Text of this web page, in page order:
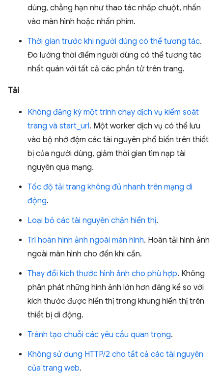
dùng, chẳng hạn như thao tác nhấp chuột, nhấn
vào màn hình hoặc nhấn phím.
Thời gian trước khi người dùng có thể tương tác.
Đo lường thời điểm người dùng có thể tương tác
nhất quán với tất cả các phần tử trên trang.
Tải
Không đăng ký một trình chạy dịch vụ kiểm soát
trang và start_url. Một worker dịch vụ có thể lưu
vào bộ nhớ đệm các tài nguyên phổ biến trên thiết
bị của người dùng, giảm thời gian tìm nạp tài
nguyên qua mạng.
Tốc độ tải trang không đủ nhanh trên mạng di
động.
Loại bỏ các tài nguyên chặn hiển thị.
Trì hoãn hình ảnh ngoài màn hình. Hoãn tải hình ảnh
ngoài màn hình cho đến khi cần.
Thay đổi kích thước hình ảnh cho phù hợp. Không
phân phát những hình ảnh lớn hơn đáng kể so với
kích thước được hiển thị trong khung hiển thị trên
thiết bị di động.
Tránh tạo chuỗi các yêu cầu quan trọng.
Không sử dụng HTTP/2 cho tất cả các tài nguyên
của trang web.